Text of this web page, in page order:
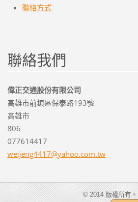
聯絡方式
聯絡我們
偉正交通股份有限公司
高雄市前鎮區保泰路193號
高雄市
806
077614417
weijeng4417@yahoo.com.tw
© 2014 版權所有。